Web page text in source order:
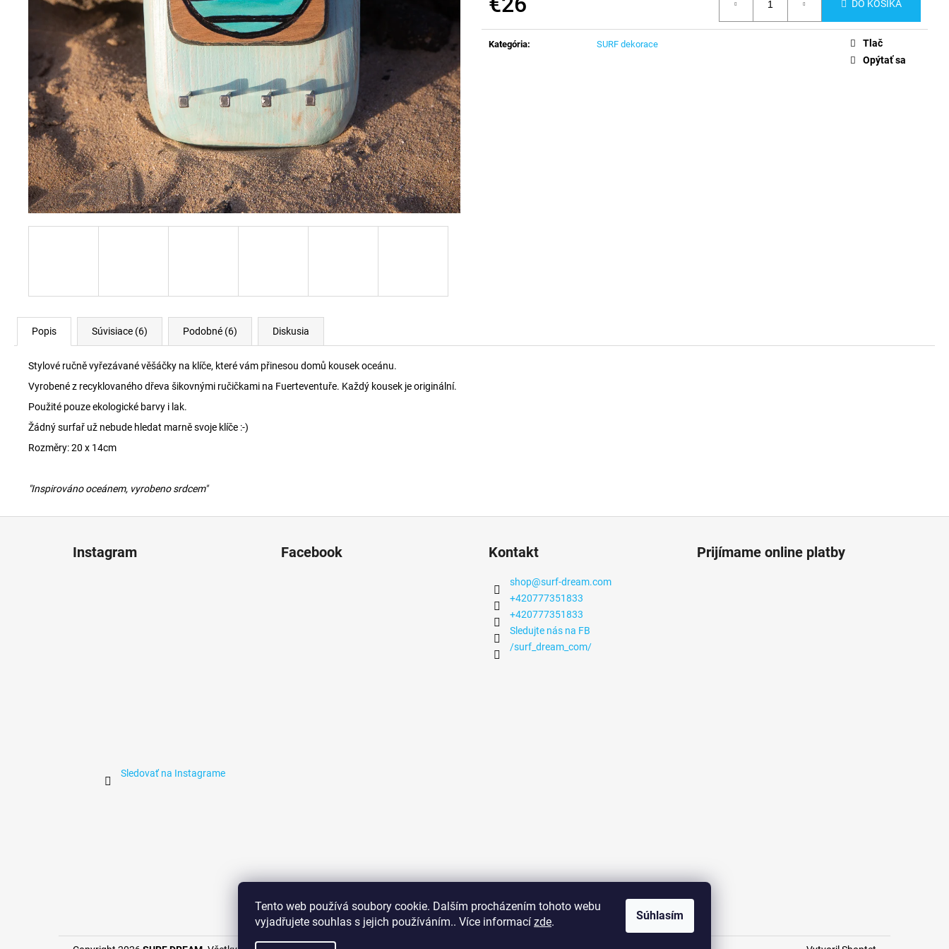
Tento web používá soubory cookie. Dalším procházením tohoto webu
vyjadřujete souhlas s jejich používáním.. Více informací zde. Súhlasím
DO KOŠÍKA
Kategória: SURF dekorace
Tlač
Opýtať sa
Popis Súvisiace (6) Podobné (6) Diskusia
Stylové ručně vyřezávané věšáčky na klíče, které vám přinesou domů kousek oceánu.
Vyrobené z recyklovaného dřeva šikovnými ručičkami na Fuerteventuře. Každý kousek je originální.
Použité pouze ekologické barvy i lak.
Žádný surfař už nebude hledat marně svoje klíče :-)
Rozměry: 20 x 14cm
"Inspirováno oceánem, vyrobeno srdcem"
Instagram
Sledovať na Instagrame
Facebook Kontakt
shop@surf-dream.com
+420777351833
+420777351833
Sledujte nás na FB
/surf_dream_com/
Prijímame online platby
Ubytování na Fuerteventuře Obchodní podmínky Podmínky ochrany osobních údajů